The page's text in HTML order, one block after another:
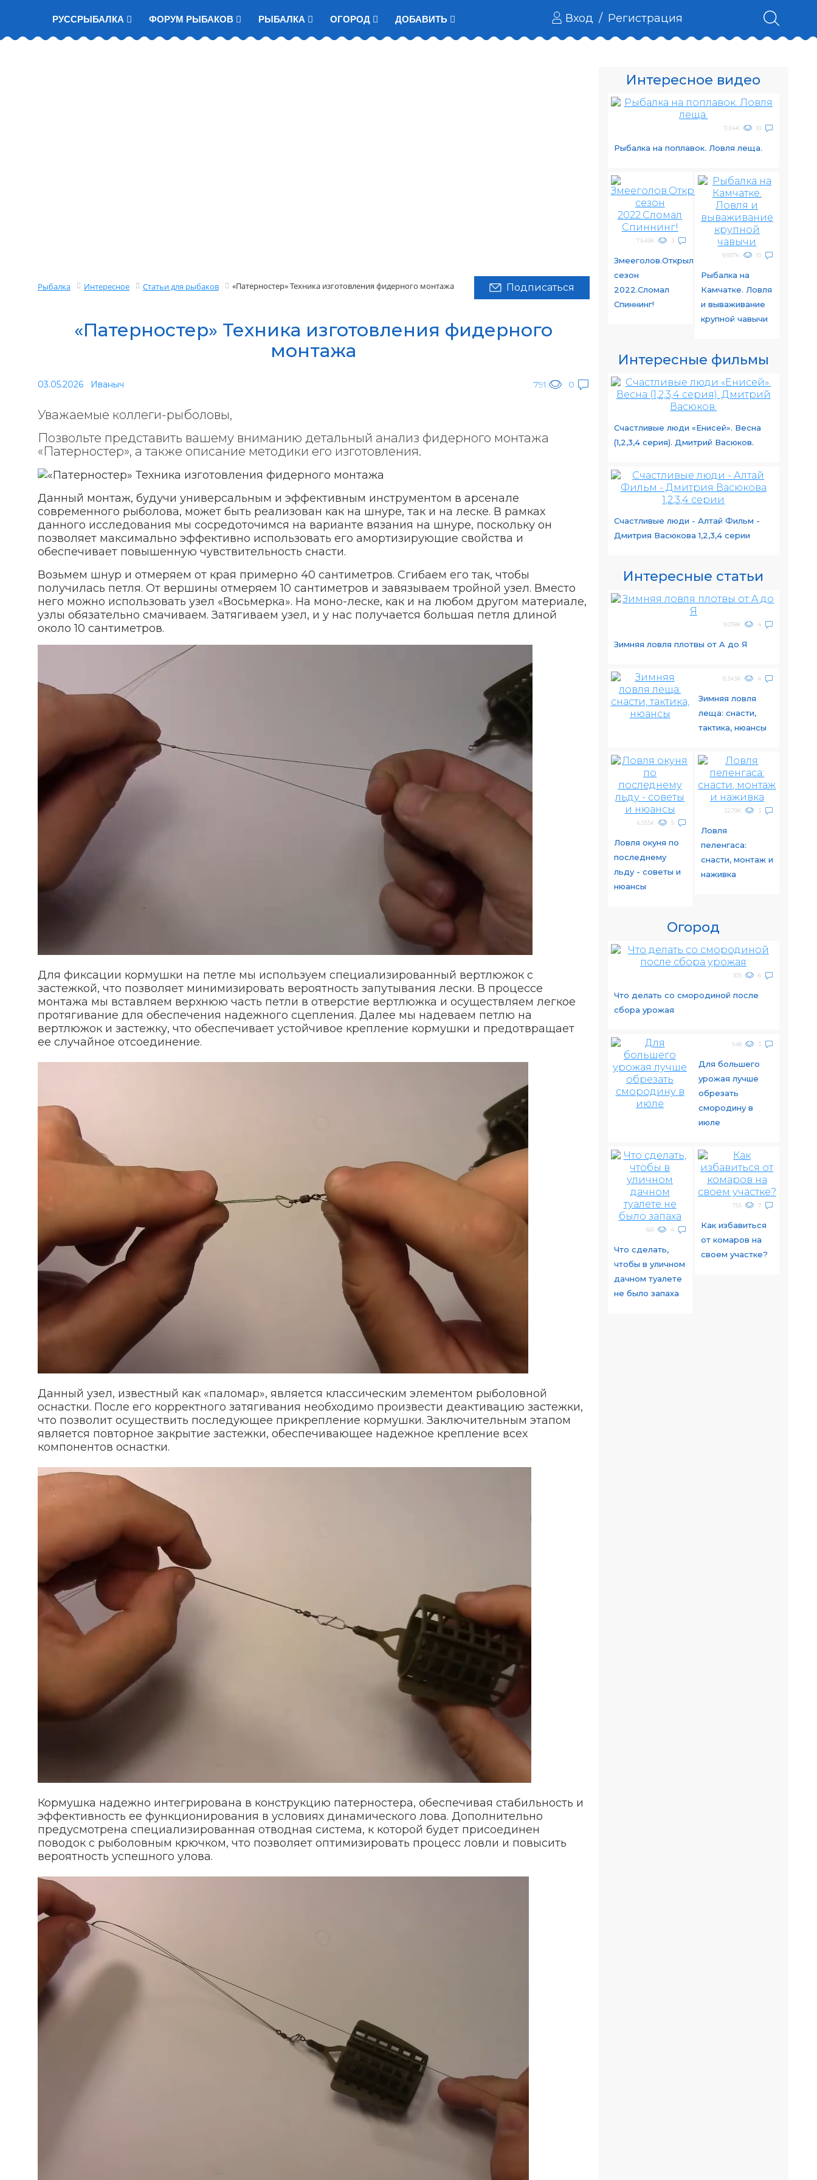
РУССРЫБАЛКА ФОРУМ РЫБАКОВ РЫБАЛКА ОГОРОД ДОБАВИТЬ Вход / Регистрация
Рыбалка Интересное Статьи для рыбаков «Патерностер» Техника изготовления фидерного монтажа Подписаться
«Патерностер» Техника изготовления фидерного
монтажа
03.05.2026 Иваныч 791 0
Уважаемые коллеги-рыболовы,
Позвольте представить вашему вниманию детальный анализ фидерного монтажа
«Патерностер», а также описание методики его изготовления.
Данный монтаж, будучи универсальным и эффективным инструментом в арсенале
современного рыболова, может быть реализован как на шнуре, так и на леске. В рамках
данного исследования мы сосредоточимся на варианте вязания на шнуре, поскольку он
позволяет максимально эффективно использовать его амортизирующие свойства и
обеспечивает повышенную чувствительность снасти.
Возьмем шнур и отмеряем от края примерно 40 сантиметров. Сгибаем его так, чтобы
получилась петля. От вершины отмеряем 10 сантиметров и завязываем тройной узел. Вместо
него можно использовать узел «Восьмерка». На моно-леске, как и на любом другом материале,
узлы обязательно смачиваем. Затягиваем узел, и у нас получается большая петля длиной
около 10 сантиметров.
Для фиксации кормушки на петле мы используем специализированный вертлюжок с
застежкой, что позволяет минимизировать вероятность запутывания лески. В процессе
монтажа мы вставляем верхнюю часть петли в отверстие вертлюжка и осуществляем легкое
протягивание для обеспечения надежного сцепления. Далее мы надеваем петлю на
вертлюжок и застежку, что обеспечивает устойчивое крепление кормушки и предотвращает
ее случайное отсоединение.
Данный узел, известный как «паломар», является классическим элементом рыболовной
оснастки. После его корректного затягивания необходимо произвести деактивацию застежки,
что позволит осуществить последующее прикрепление кормушки. Заключительным этапом
является повторное закрытие застежки, обеспечивающее надежное крепление всех
компонентов оснастки.
Кормушка надежно интегрирована в конструкцию патерностера, обеспечивая стабильность и
эффективность ее функционирования в условиях динамического лова. Дополнительно
предусмотрена специализированная отводная система, к которой будет присоединен
поводок с рыболовным крючком, что позволяет оптимизировать процесс ловли и повысить
вероятность успешного улова.
Интересное видео
11.04K 10
Рыбалка на поплавок. Ловля леща.
7.649K 3
Змееголов.Открыл
сезон
2022.Сломал
Спиннинг!
9.937K 10
Рыбалка на
Камчатке. Ловля
и вываживание
крупной чавычи
Интересные фильмы
Счастливые люди «Енисей». Весна
(1,2,3,4 серия). Дмитрий Васюков.
Счастливые люди - Алтай Фильм -
Дмитрия Васюкова 1,2,3,4 серии
Интересные статьи
9.078K 4
Зимняя ловля плотвы от A до Я
8.343K 4
Зимняя ловля
леща: снасти,
тактика, нюансы
6.555K 5
Ловля окуня по
последнему
льду - советы и
нюансы
22.79K 3
Ловля
пеленгаса:
снасти, монтаж и
наживка
Огород
305 6
Что делать со смородиной после
сбора урожая
548 3
Для большего
урожая лучше
обрезать
смородину в
июле
661 4
Что сделать,
чтобы в уличном
дачном туалете
не было запаха
755 7
Как избавиться
от комаров на
своем участке?